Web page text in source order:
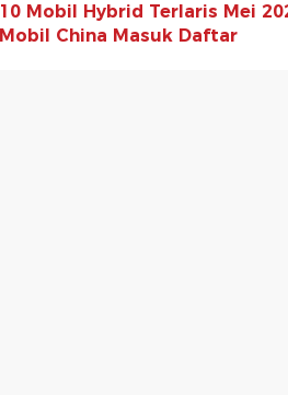
10 Mobil Hybrid Terlaris Mei
Mobil China Masuk Daftar